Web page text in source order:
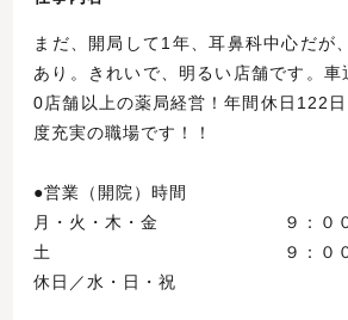
まだ、開局して1年、耳鼻科中心だが
あり。きれいで、明るい店舗です。
0店舗以上の薬局経営！年間休日122
度充実の職場です！！
●営業（開院）時間
月・火・木・金 ９：００～
土 ９：００～１
休日／水・日・祝